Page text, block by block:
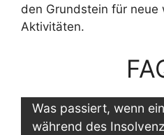
den Grundstein für neue
Aktivitäten.
Was passiert, wenn
während des